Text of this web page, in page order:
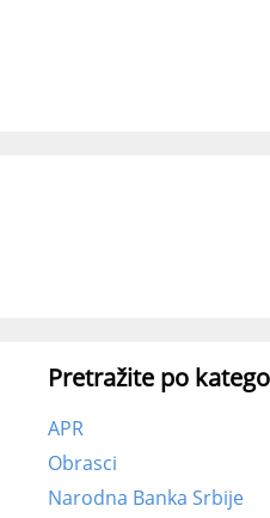
Pretražite po
APR
Obrasci
Narodna Banka Srbije